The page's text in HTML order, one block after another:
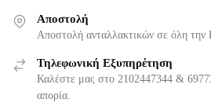
Αποστολή
Αποστολή ανταλλακτικών σε όλη
Τηλεφωνική Εξυπηρέτηση
Καλέστε μας στο 2102447344 &
απορία.